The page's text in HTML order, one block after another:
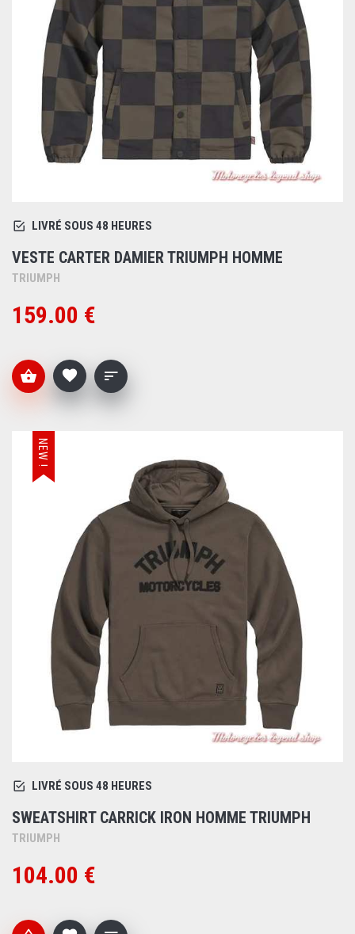
LIVRÉ SOUS 48 HEURES
VESTE CARTER DAMIER TRIUMPH HOMME
TRIUMPH
159.00 €
NEW !
LIVRÉ SOUS 48 HEURES
SWEATSHIRT CARRICK IRON HOMME TRIUMPH
TRIUMPH
104.00 €